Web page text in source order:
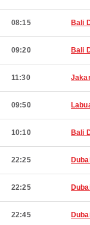
08:15 Bali
09:20 Bali
11:30
09:50
10:10 Bali
22:25
22:25
22:45